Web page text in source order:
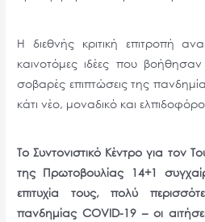
Η διεθνής κριτική επιτροπή
καινοτόμες ιδέες που
σοβαρές επιπτώσεις της
κάτι νέο, μοναδικό και
Το Συντονιστικό Κέντρο για τον
της Πρωτοβουλίας 14+1
επιτυχία τους, πολύ
πανδημίας COVID-19 – οι